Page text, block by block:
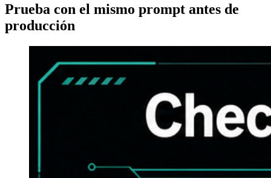
Prueba con el mismo prompt antes de
producción